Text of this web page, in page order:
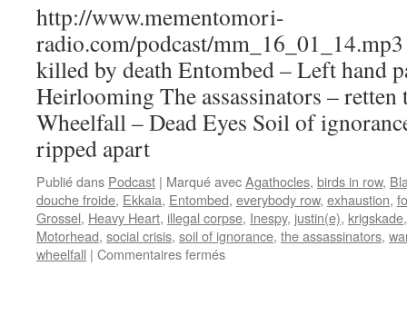
http://www.mementomori-
radio.com/podcast/
killed by death Entombed – Left hand
Heirlooming The assassinators –
Wheelfall – Dead Eyes Soil of
ripped apart
Publié dans Podcast | Marqué avecAgathocles, birds in row,
douche froide, Ekkaia, Entombed, everybody row, exhaustion,
Grossel, Heavy Heart, illegal corpse, Inespy, justin(e), krigskade
Motorhead, social crisis, soil of ignorance, the assassinators,
wheelfall | Commentaires ferméssur